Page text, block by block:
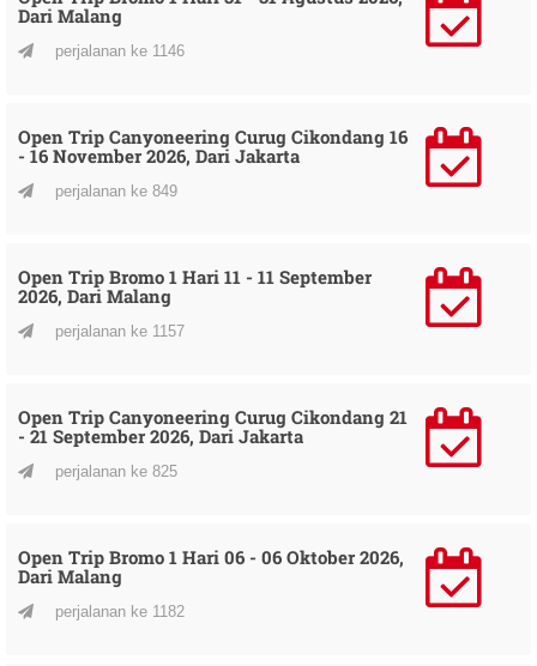
Dari Malang
perjalanan ke 1146
Open Trip Canyoneering Curug Cikondang 16
- 16 November 2026, Dari Jakarta
perjalanan ke 849
Open Trip Bromo 1 Hari 11 - 11 September
2026, Dari Malang
perjalanan ke 1157
Open Trip Canyoneering Curug Cikondang 21
- 21 September 2026, Dari Jakarta
perjalanan ke 825
Open Trip Bromo 1 Hari 06 - 06 Oktober 2026,
Dari Malang
perjalanan ke 1182